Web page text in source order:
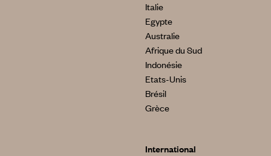
Italie
Egypte
Australie
Afrique du Sud
Indonésie
Etats-Unis
Brésil
Grèce
International